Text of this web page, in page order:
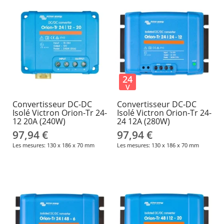
Convertisseur DC-DC
Isolé Victron Orion-Tr 24-
12 20A (240W)
97,94 €
Les mesures: 130 x 186 x 70 mm
Convertisseur DC-DC
Isolé Victron Orion-Tr 24-
24 12A (280W)
97,94 €
Les mesures: 130 x 186 x 70 mm
24
V